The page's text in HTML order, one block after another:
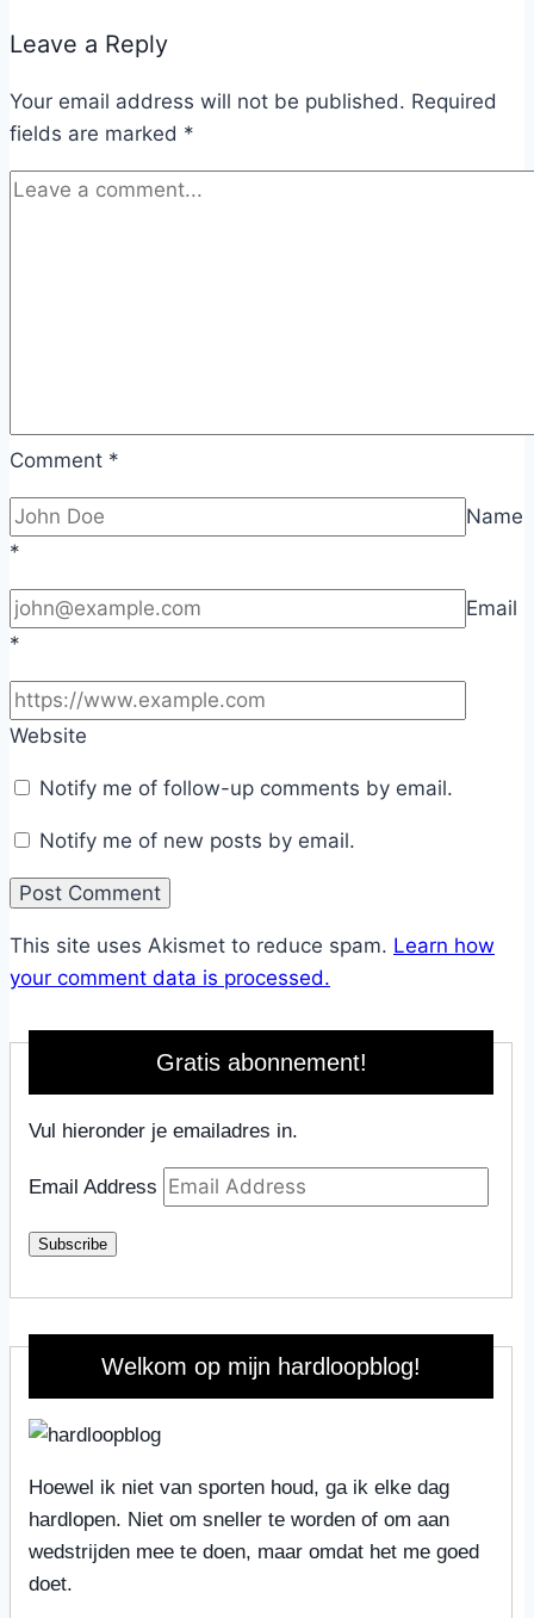
Leave a Reply
Your email address will not be published. Required
fields are marked *
Comment *
Name
*
Email
*
Website
Notify me of follow-up comments by email.
Notify me of new posts by email.
This site uses Akismet to reduce spam. Learn how
your comment data is processed.
Gratis abonnement!
Vul hieronder je emailadres in.
Email Address
Subscribe
Welkom op mijn hardloopblog!
Hoewel ik niet van sporten houd, ga ik elke dag
hardlopen. Niet om sneller te worden of om aan
wedstrijden mee te doen, maar omdat het me goed
doet.